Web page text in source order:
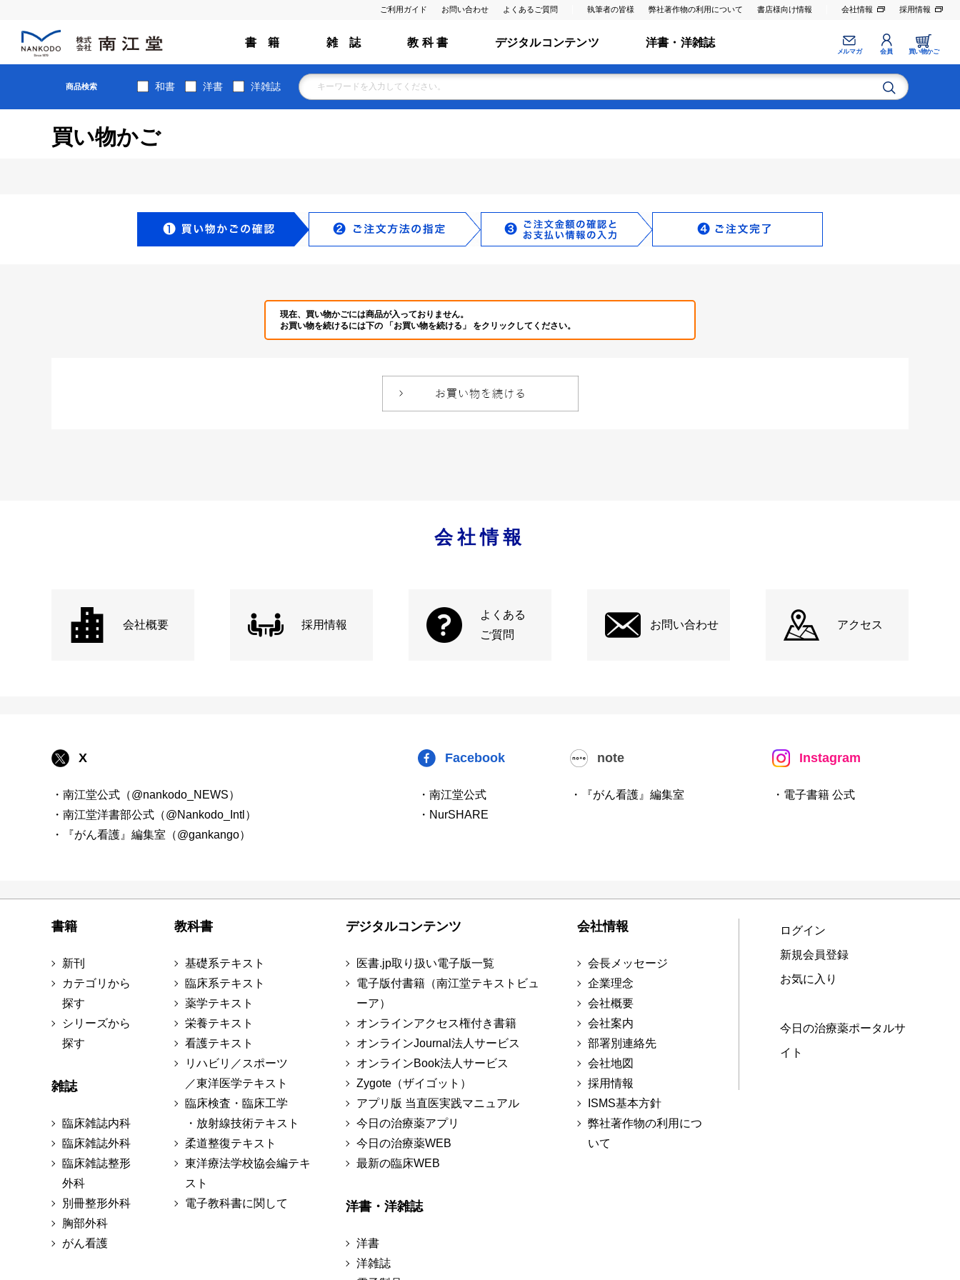
ご利用ガイド お問い合わせ よくあるご質問 執筆者の皆様 弊社著作物の利用について 書店様向け情報 会社情報 採用情報
書 籍 雑 誌 教 科 書 デジタルコンテンツ 洋書・洋雑誌
メルマガ 会員 買い物かご
商品検索 和書 洋書 洋雑誌
買い物かご
現在、買い物かごには商品が入っておりません。
お買い物を続けるには下の 「お買い物を続ける」 をクリックしてください。
会社情報
会社概要 採用情報
よくある
ご質問
お問い合わせ アクセス
X
・南江堂公式（@nankodo_NEWS）
・南江堂洋書部公式（@Nankodo_Intl）
・『がん看護』編集室（@gankango）
Facebook
・南江堂公式
・NurSHARE
note
・『がん看護』編集室
Instagram
・電子書籍 公式
書籍
新刊
カテゴリから
探す
シリーズから
探す
雑誌
臨床雑誌内科
臨床雑誌外科
臨床雑誌整形
外科
別冊整形外科
胸部外科
がん看護
教科書
基礎系テキスト
臨床系テキスト
薬学テキスト
栄養テキスト
看護テキスト
リハビリ／スポーツ
／東洋医学テキスト
臨床検査・臨床工学
・放射線技術テキスト
柔道整復テキスト
東洋療法学校協会編テキ
スト
電子教科書に関して
デジタルコンテンツ
医書.jp取り扱い電子版一覧
電子版付書籍（南江堂テキストビュ
ーア）
オンラインアクセス権付き書籍
オンラインJournal法人サービス
オンラインBook法人サービス
Zygote（ザイゴット）
アプリ版 当直医実践マニュアル
今日の治療薬アプリ
今日の治療薬WEB
最新の臨床WEB
洋書・洋雑誌
洋書
洋雑誌
会社情報
会長メッセージ
企業理念
会社概要
会社案内
部署別連絡先
会社地図
採用情報
ISMS基本方針
弊社著作物の利用につ
いて
ログイン
新規会員登録
お気に入り
今日の治療薬ポータルサ
イト